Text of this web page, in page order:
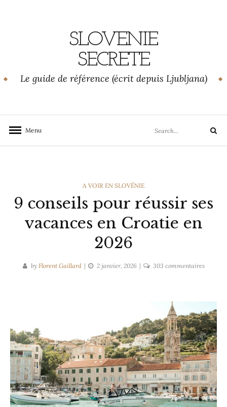
SLOVENIE
SECRETE
Le guide de référence (écrit depuis Ljubljana)
Menu
for:
Search
CATEGORIES
A VOIR EN SLOVÉNIE
9 conseils pour réussir ses
vacances en Croatie en
2026
by Florent Gaillard 2 janvier, 2026 303 commentairessur
réussir
ses
en
Croatie
en
2026